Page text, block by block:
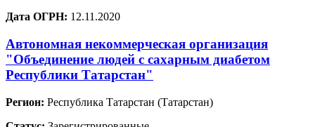
Дата ОГРН: 12.11.2020
Автономная некоммерческая организация
"Объединение людей с сахарным диабетом
Республики Татарстан"
Регион: Республика Татарстан (Татарстан)